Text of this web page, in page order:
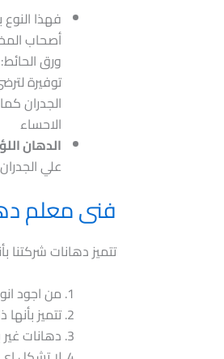
فهذا
أصحاب
ورق
توفيرة
الجدران
الاحساء
الدهان
علي
فنى معلم
تتميز دهانات شركتنا
من اجود
تتميز بأنها
دهانات غير